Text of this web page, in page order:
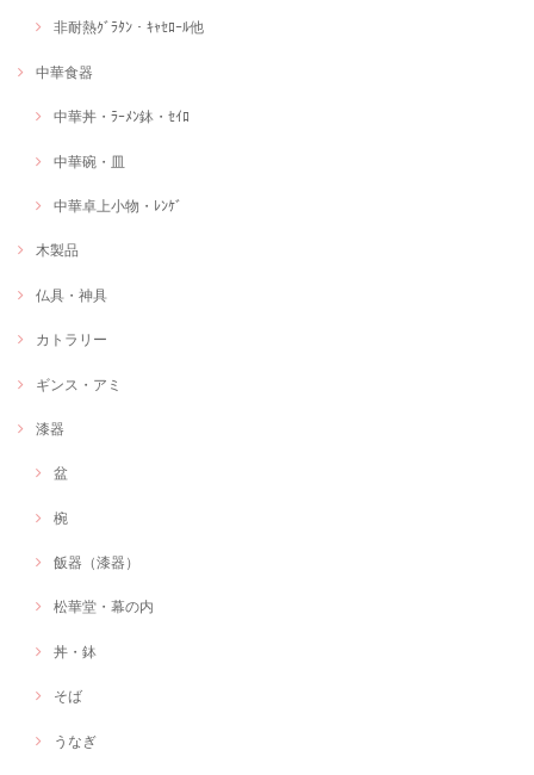
非耐熱ｸﾞﾗﾀﾝ・ｷｬｾﾛｰﾙ他
中華食器
中華丼・ﾗｰﾒﾝ鉢・ｾｲﾛ
中華碗・皿
中華卓上小物・ﾚﾝｹﾞ
木製品
仏具・神具
カトラリー
ギンス・アミ
漆器
盆
椀
飯器（漆器）
松華堂・幕の内
丼・鉢
そば
うなぎ